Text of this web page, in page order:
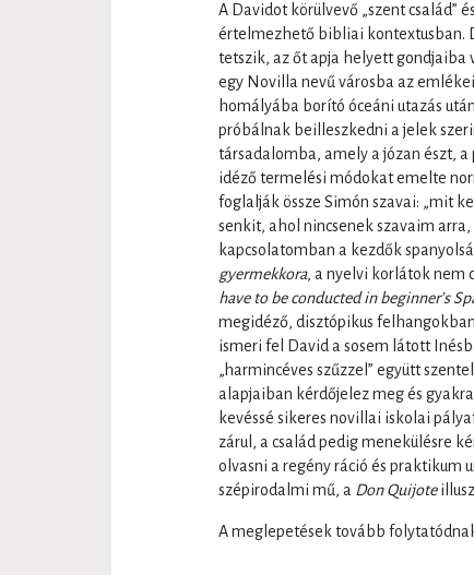
A Davidot körülvevő „szent család”
értelmezhető bibliai kontextusban.
tetszik, az őt apja helyett gondjaiba
egy Novilla nevű városba az
homályába borító óceáni utazás
próbálnak beilleszkedni a jelek
társadalomba, amely a józan észt,
idéző termelési módokat emelte
foglalják össze Simón szavai: „mit
senkit, ahol nincsenek szavaim
kapcsolatomban a kezdők
gyermekkora, a nyelvi korlátok nem
have to be conducted in beginner’s
megidéző, disztópikus
ismeri fel David a sosem látott
„harmincéves szűzzel” együtt
alapjaiban kérdőjelez meg és
kevéssé sikeres novillai iskolai
zárul, a család pedig menekülésre
olvasni a regény ráció és
szépirodalmi mű, a Don Quijote
A meglepetések tovább